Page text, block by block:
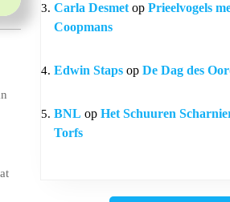
Carla Desmet op Prieelvogels
Coopmans
Edwin Staps op De Dag des
BNL op Het Schuuren
Torfs